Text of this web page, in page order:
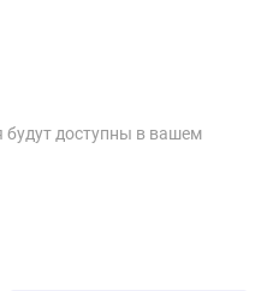
будут доступны в вашем